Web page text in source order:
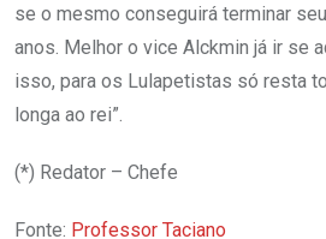
se o mesmo conseguirá terminar
anos. Melhor o vice Alckmin já ir se
isso, para os Lulapetistas só resta
longa ao rei”.
(*) Redator – Chefe
Fonte: Professor Taciano